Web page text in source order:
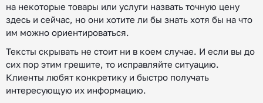
на некоторые товары или услуги назвать точную цену
здесь и сейчас, но они хотите ли бы знать хотя бы на что
им можно ориентироваться.
Тексты скрывать не стоит ни в коем случае. И если вы до
сих пор этим грешите, то исправляйте ситуацию.
Клиенты любят конкретику и быстро получать
интересующую их информацию.